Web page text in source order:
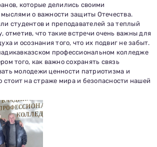
которые делились своими
о важности защиты Отечества.
студентов и преподавателей за теплый
отметив, что такие встречи очень важны для
и осознания того, что их подвиг не забыт.
профессиональном колледже
того, как важно сохранять связь
молодежи ценности патриотизма и
стоит на страже мира и безопасности нашей